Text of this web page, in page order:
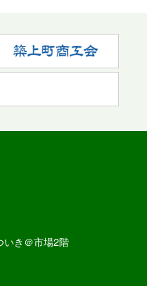
いき＠市場2階